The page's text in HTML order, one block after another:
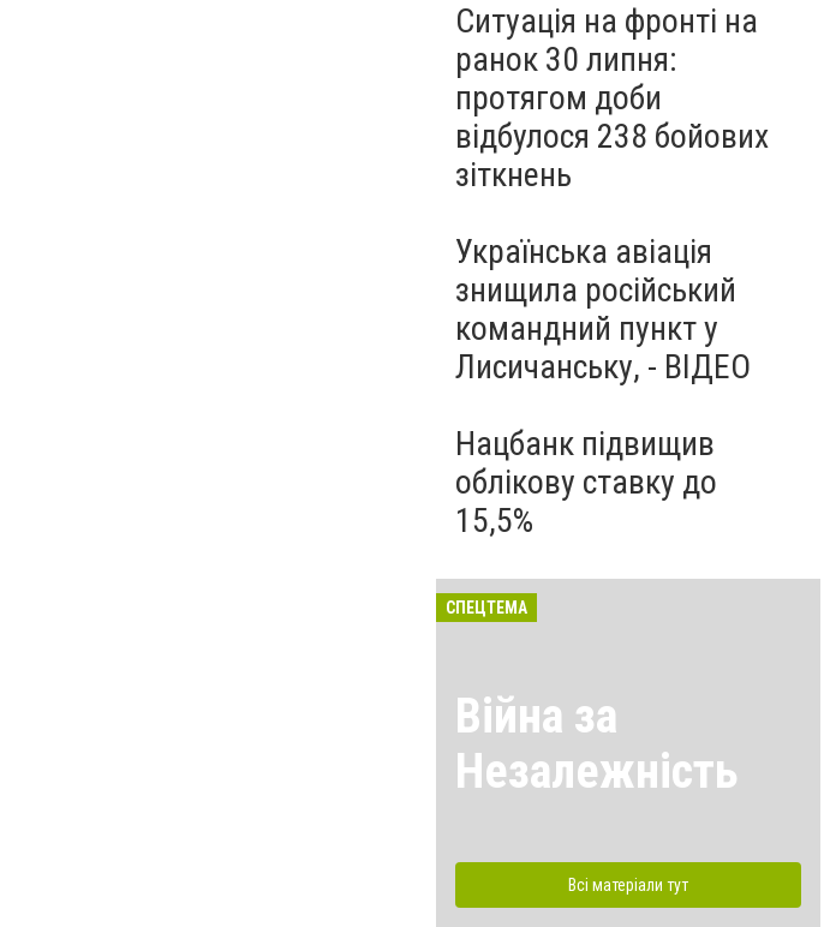
Ситуація на фронті на
ранок 30 липня:
протягом доби
відбулося 238 бойових
зіткнень
Українська авіація
знищила російський
командний пункт у
Лисичанську, - ВІДЕО
Нацбанк підвищив
облікову ставку до
15,5%
СПЕЦТЕМА
Війна за
Незалежність
Всі матеріали тут